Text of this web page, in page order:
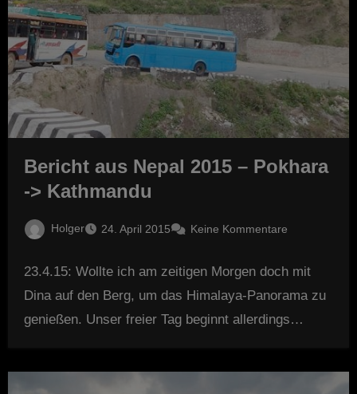
Bericht aus Nepal 2015 – Pokhara
-> Kathmandu
Holger 24. April 2015 Keine Kommentare
23.4.15: Wollte ich am zeitigen Morgen doch mit
Dina auf den Berg, um das Himalaya-Panorama zu
genießen. Unser freier Tag beginnt allerdings…